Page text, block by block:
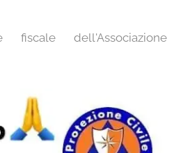
dell'Associazione